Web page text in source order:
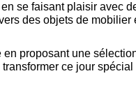
se faisant plaisir avec
des objets de mobilier
proposant une
ce jour